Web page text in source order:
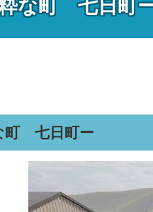
な町 七日町
七日町ー